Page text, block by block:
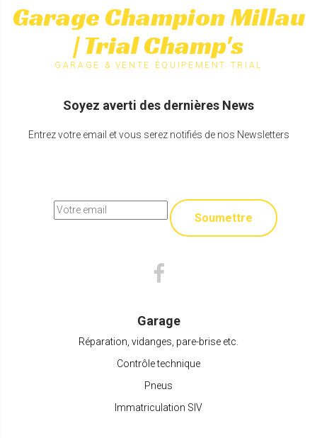
Garage Champion Millau
| Trial Champ's
GARAGE & VENTE ÉQUIPEMENT TRIAL
Soyez averti des dernières News
Entrez votre email et vous serez notifiés de nos Newsletters
Soumettre
Garage
Réparation, vidanges, pare-brise etc.
Contrôle technique
Pneus
Immatriculation SIV